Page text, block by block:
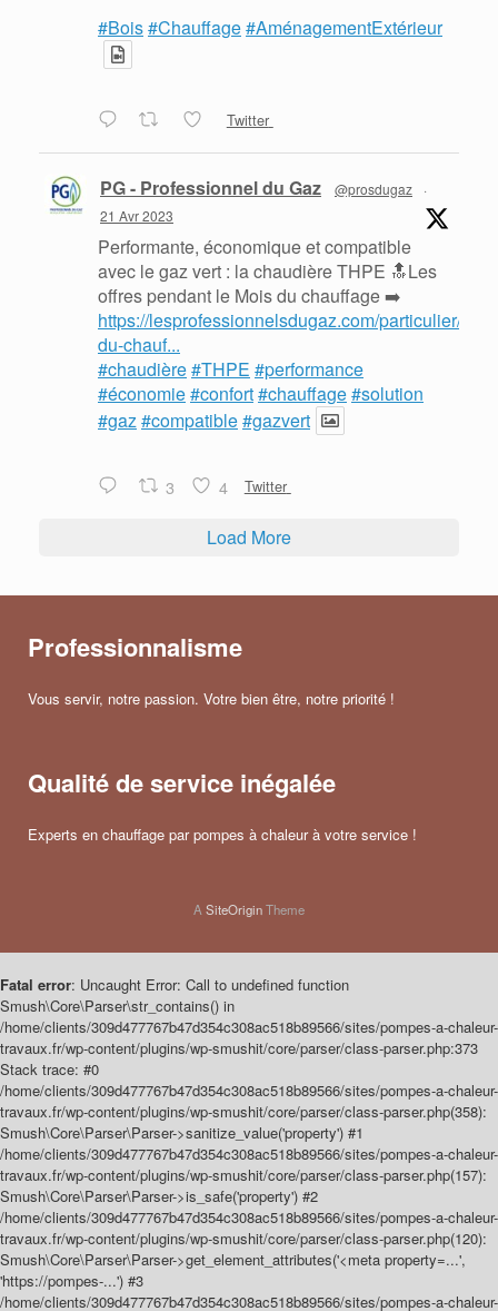
#Bois#Chauffage#AménagementExtérieur
Twitter
PG - Professionnel du Gaz @prosdugaz
·
21 Avr 2023
Performante, économique et compatible
avec le gaz vert : la chaudière THPE 🔝Les
offres pendant le Mois du chauffage ➡️
https://lesprofessionnelsdugaz.com/particulier/
du-chauf...
#chaudière#THPE #performance
#économie#confort#chauffage#solution
#gaz#compatible#gazvert
3 4 Twitter
Load More
Professionnalisme
Vous servir, notre passion. Votre bien être, notre priorité !
Qualité de service inégalée
Experts en chauffage par pompes à chaleur à votre service !
ASiteOriginTheme
Fatal error: Uncaught Error: Call to undefined function
Smush\Core\Parser\str_contains() in
/home/clients/309d477767b47d354c308ac518b89566/sites/pompes-a-chaleur-
travaux.fr/wp-content/plugins/wp-smushit/core/parser/class-parser.php:373
Stack trace: #0
/home/clients/309d477767b47d354c308ac518b89566/sites/pompes-a-chaleur-
travaux.fr/wp-content/plugins/wp-smushit/core/parser/class-parser.php(358):
Smush\Core\Parser\Parser->sanitize_value('property') #1
/home/clients/309d477767b47d354c308ac518b89566/sites/pompes-a-chaleur-
travaux.fr/wp-content/plugins/wp-smushit/core/parser/class-parser.php(157):
Smush\Core\Parser\Parser->is_safe('property') #2
/home/clients/309d477767b47d354c308ac518b89566/sites/pompes-a-chaleur-
travaux.fr/wp-content/plugins/wp-smushit/core/parser/class-parser.php(120):
Smush\Core\Parser\Parser->get_element_attributes('<meta property=...',
'https://pompes-...') #3
/home/clients/309d477767b47d354c308ac518b89566/sites/pompes-a-chaleur-